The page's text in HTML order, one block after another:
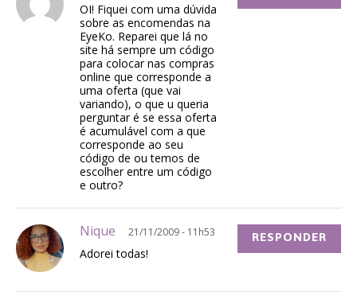
OI! Fiquei com uma dúvida
sobre as encomendas na
EyeKo. Reparei que lá no
site há sempre um código
para colocar nas compras
online que corresponde a
uma oferta (que vai
variando), o que u queria
perguntar é se essa oferta
é acumulável com a que
corresponde ao seu
código de ou temos de
escolher entre um código
e outro?
Nique 21/11/2009 - 11h53
Adorei todas!
RESPONDER